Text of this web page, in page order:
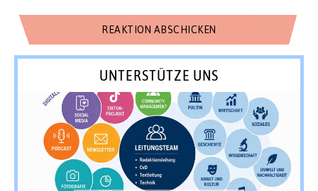
UNTERSTÜTZE UNS